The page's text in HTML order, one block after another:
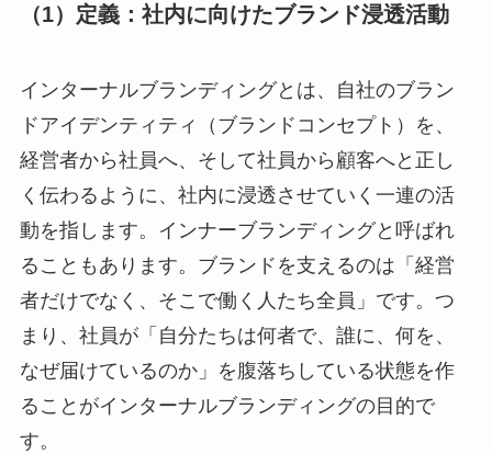
（1）定義：社内に向けたブランド浸透活動
インターナルブランディングとは、自社のブラン
ドアイデンティティ（ブランドコンセプト）を、
経営者から社員へ、そして社員から顧客へと正し
く伝わるように、社内に浸透させていく一連の活
動を指します。インナーブランディングと呼ばれ
ることもあります。ブランドを支えるのは「経営
者だけでなく、そこで働く人たち全員」です。つ
まり、社員が「自分たちは何者で、誰に、何を、
なぜ届けているのか」を腹落ちしている状態を作
ることがインターナルブランディングの目的で
す。